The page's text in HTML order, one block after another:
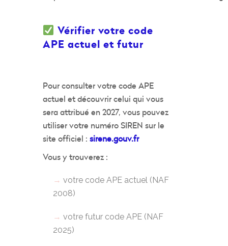
Vérifier votre code
APE actuel et futur
Pour consulter votre code APE
actuel et découvrir celui qui vous
sera attribué en 2027, vous pouvez
utiliser votre numéro SIREN sur le
site officiel : sirene.gouv.fr
Vous y trouverez :
votre code APE actuel (NAF
2008)
votre futur code APE (NAF
2025)